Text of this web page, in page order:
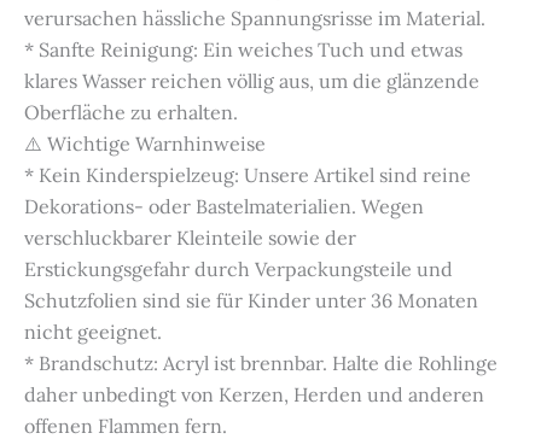
verursachen hässliche Spannungsrisse im Material.
* Sanfte Reinigung: Ein weiches Tuch und etwas
klares Wasser reichen völlig aus, um die glänzende
Oberfläche zu erhalten.
⚠️ Wichtige Warnhinweise
* Kein Kinderspielzeug: Unsere Artikel sind reine
Dekorations- oder Bastelmaterialien. Wegen
verschluckbarer Kleinteile sowie der
Erstickungsgefahr durch Verpackungsteile und
Schutzfolien sind sie für Kinder unter 36 Monaten
nicht geeignet.
* Brandschutz: Acryl ist brennbar. Halte die Rohlinge
daher unbedingt von Kerzen, Herden und anderen
offenen Flammen fern.